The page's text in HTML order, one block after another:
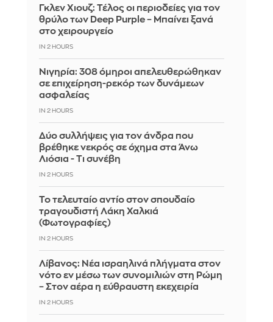
Γκλεν Χιουζ: Τέλος οι περιοδείες για τον
θρύλο των Deep Purple – Μπαίνει ξανά
στο χειρουργείο
IN 2 HOURS
Νιγηρία: 308 όμηροι απελευθερώθηκαν
σε επιχείρηση-ρεκόρ των δυνάμεων
ασφαλείας
IN 2 HOURS
Δύο συλλήψεις για τον άνδρα που
βρέθηκε νεκρός σε όχημα στα Άνω
Λιόσια - Τι συνέβη
IN 2 HOURS
Το τελευταίο αντίο στον σπουδαίο
τραγουδιστή Λάκη Χαλκιά
(Φωτογραφίες)
IN 2 HOURS
Λίβανος: Νέα ισραηλινά πλήγματα στον
νότο εν μέσω των συνομιλιών στη Ρώμη
– Στον αέρα η εύθραυστη εκεχειρία
IN 2 HOURS